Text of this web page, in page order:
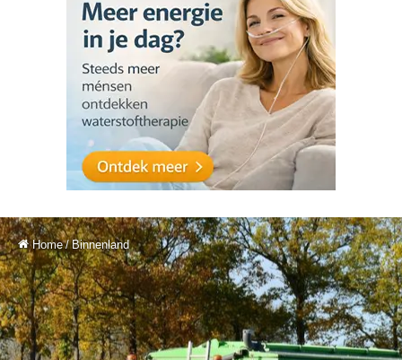
Home / Binnenland